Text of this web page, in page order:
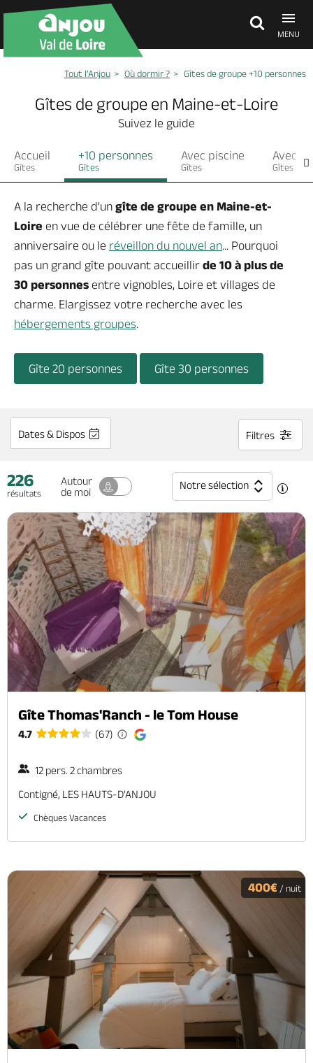
MENU
Découvrir
Dormir, manger
Séjours, cadeaux
Billetterie en ligne
Brochures & Cartes Offices de tourisme Comment venir ? Ecrivez-nous
Tout l’Anjou Où dormir ? Gîtes de groupe +10 personnes
Gîtes de groupe en Maine-et-Loire
Suivez le guide
Accueil
Gîtes
+10 personnes
Gîtes
Avec piscine
Gîtes
Avec
Gîtes
A la recherche d'un gîte de groupe en Maine-et-
Loire en vue de célébrer une fête de famille, un
anniversaire ou le réveillon du nouvel an... Pourquoi
pas un grand gîte pouvant accueillir de 10 à plus de
30 personnes entre vignobles, Loire et villages de
charme. Elargissez votre recherche avec les
hébergements groupes.
Gîte 20 personnes Gîte 30 personnes
Dates & Dispos Filtres
226
résultats
Autour
de moi
Notre sélection
Gîte Thomas'Ranch - le Tom House
4.7 (67)
12 pers. 2 chambres
Contigné, LES HAUTS-D'ANJOU
Chèques Vacances
400€ / nuit